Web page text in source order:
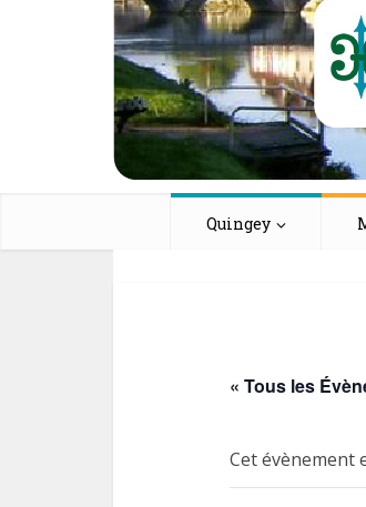
Quingey
« Tous les
Cet évènement